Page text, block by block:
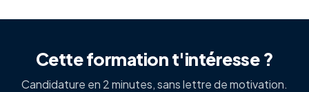
Cette formation t'intéresse ?
Candidature en 2 minutes, sans lettre de motivation.